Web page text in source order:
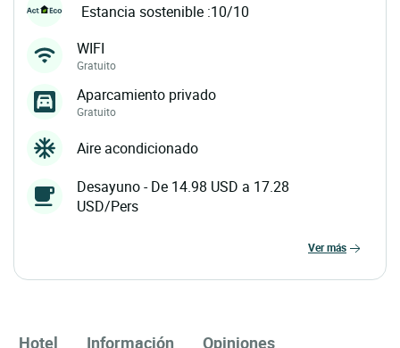
Estancia sostenible :10/10
WIFI
Gratuito
Aparcamiento privado
Gratuito
Aire acondicionado
Desayuno - De 14.98 USD a 17.28
USD/Pers
ver más
Hotel Información Opiniones